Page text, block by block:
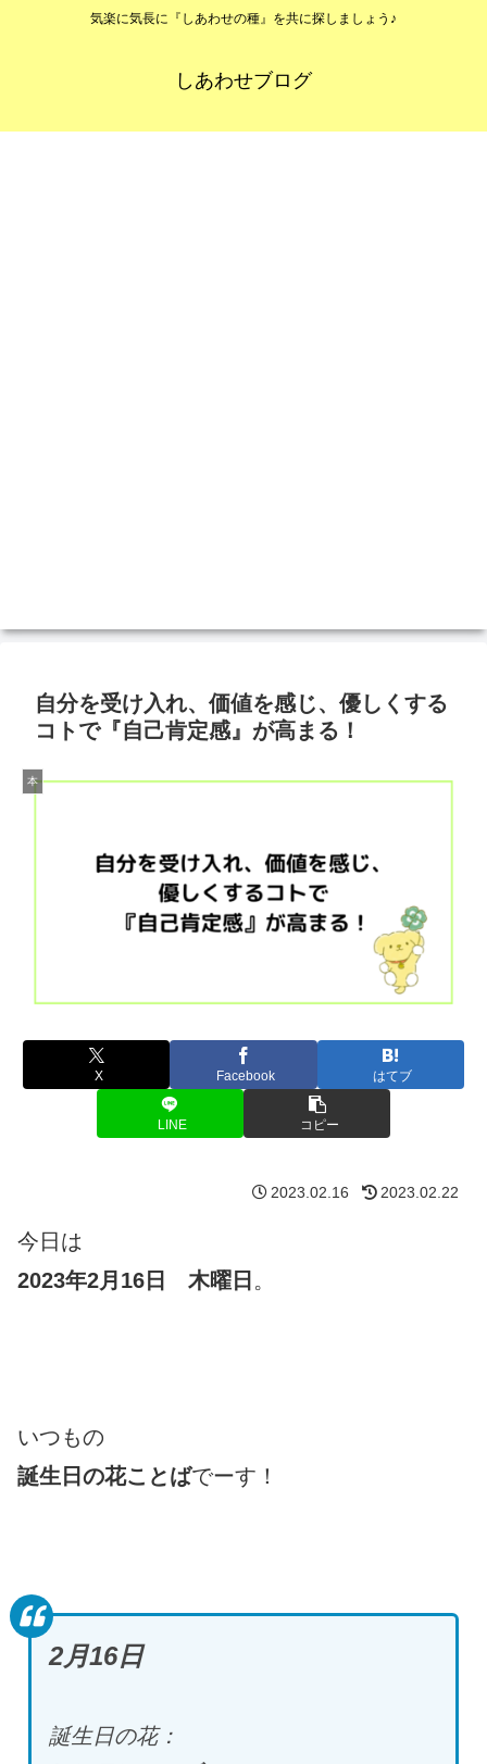
気楽に気長に『しあわせの種』を共に探しましょう♪
しあわせブログ
自分を受け入れ、価値を感じ、優しくする
コトで『自己肯定感』が高まる！
本
X Facebook はてブ
LINE コピー
2023.02.16 2023.02.22
今日は
2023年2月16日 木曜日 。
いつもの
誕生日の花ことばでーす！
2月16日
誕生日の花：